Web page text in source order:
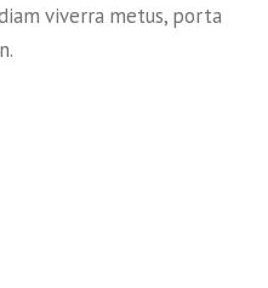
viverra metus, porta